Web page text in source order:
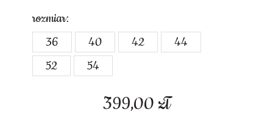
399,00 zł
rozmiar:
36
40 42
44
52
54